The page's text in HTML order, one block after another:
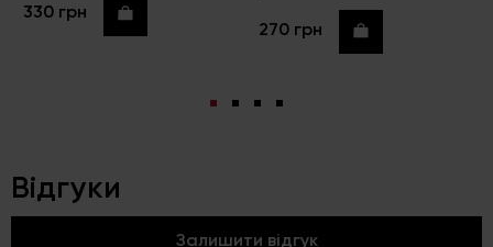
330 грн Купити
270 грн Купити
Відгуки
Залишити відгук